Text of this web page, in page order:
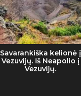
Savarankiška kelionė į
Vezuvijų. Iš Neapolio į
Vezuvijų.